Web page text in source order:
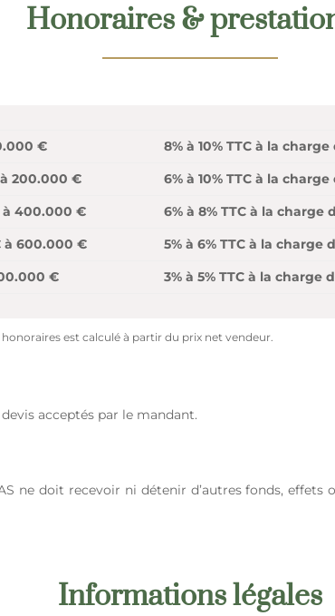
Honoraires &
€
8% à 10% TTC à la
200.000 €
6% à 10% TTC à la
à 400.000 €
6% à 8% TTC à la charge
à 600.000 €
5% à 6% TTC à la charge
€
3% à 5% TTC à la charge
est calculé à partir du prix net vendeur.
acceptés par le mandant.
ne doit recevoir ni détenir d’autres fonds,
Informations légales